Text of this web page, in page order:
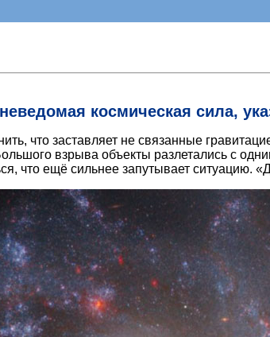
космическая сила,
что заставляет не связанные
взрыва объекты разлетались с
что ещё сильнее запутывает ситуацию.